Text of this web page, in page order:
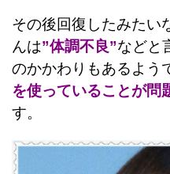
その後回復したみたい
んは”体調不良”などと
のかかわりもあるよう
を使っていることが問
す。